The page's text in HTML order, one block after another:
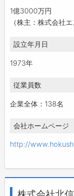
1億3000万円
（株主：株式会社
設立年月日
1973年
従業員数
企業全体：138名
会社ホームページ
http://